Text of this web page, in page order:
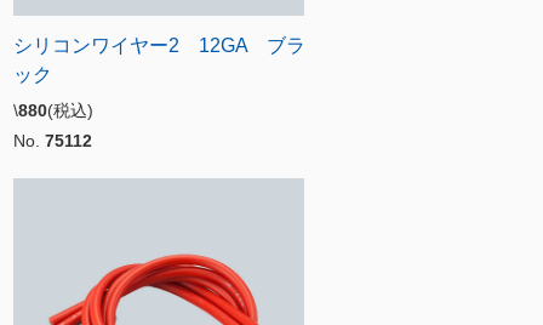
シリコンワイヤー2 12GA ブラ
ック
\880(税込)
No. 75112